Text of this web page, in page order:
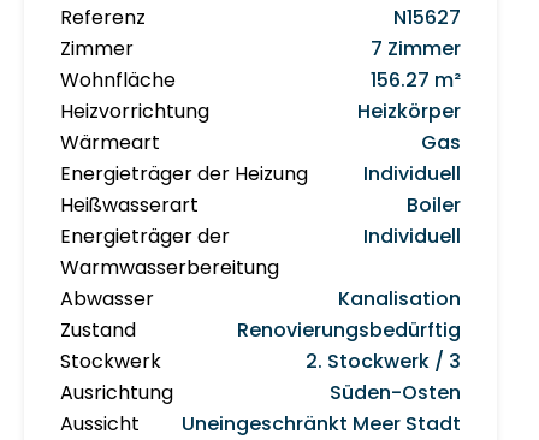
Referenz
N15627
Zimmer
7 Zimmer
Wohnfläche
156.27 m²
Heizvorrichtung
Heizkörper
Wärmeart
Gas
Energieträger der Heizung
Individuell
Heißwasserart
Boiler
Energieträger der
Warmwasserbereitung
Individuell
Abwasser
Kanalisation
Zustand
Renovierungsbedürftig
Stockwerk
2. Stockwerk / 3
Ausrichtung
Süden-Osten
Aussicht
Uneingeschränkt Meer Stadt